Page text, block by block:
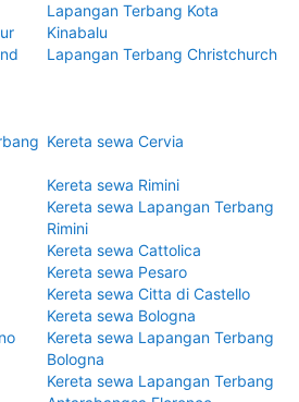
Lapangan Terbang Kota
Kinabalu
Lapangan Terbang Christchurch
Kereta sewa Cervia
Kereta sewa Rimini
Kereta sewa Lapangan Terbang
Rimini
Kereta sewa Cattolica
Kereta sewa Pesaro
Kereta sewa Citta di Castello
Kereta sewa Bologna
Kereta sewa Lapangan Terbang
Bologna
Kereta sewa Lapangan Terbang